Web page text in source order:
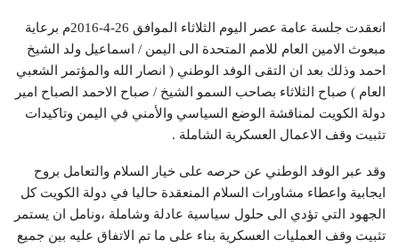
انعقدت جلسة عامة عصر اليوم الثلاثاء الموافق 26-4-2016م برعاية
مبعوث الامين العام للامم المتحدة الى اليمن / اسماعيل ولد الشيخ
احمد وذلك بعد ان التقى الوفد الوطني ( انصار الله والمؤتمر الشعبي
العام ) صباح الثلاثاء بصاحب السمو الشيخ / صباح الاحمد الصباح امير
دولة الكويت لمناقشة الوضع السياسي والأمني في اليمن وتاكيدات
تثبيت وقف الاعمال العسكرية الشاملة .
وقد عبر الوفد الوطني عن حرصه على خيار السلام والتعامل بروح
ايجابية واعطاء مشاورات السلام المنعقدة حاليا في دولة الكويت كل
الجهود التي تؤدي الى حلول سياسية عادلة وشاملة ،ونامل ان يستمر
تثبيت وقف العمليات العسكرية بناء على ما تم الاتفاق عليه بين جميع